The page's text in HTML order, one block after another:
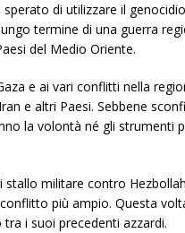
di utilizzare il
termine di una guerra
del Medio Oriente.
e ai vari conflitti nella
e altri Paesi. Sebbene
la volontà né gli strumenti
militare contro
più ampio. Questa
i suoi precedenti azzardi.